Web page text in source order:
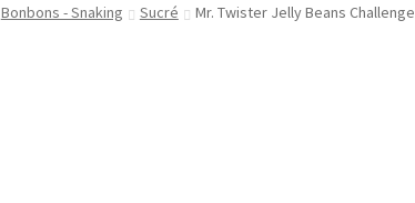
Bonbons - Snaking Sucré Mr. Twister Jelly Beans Challenge